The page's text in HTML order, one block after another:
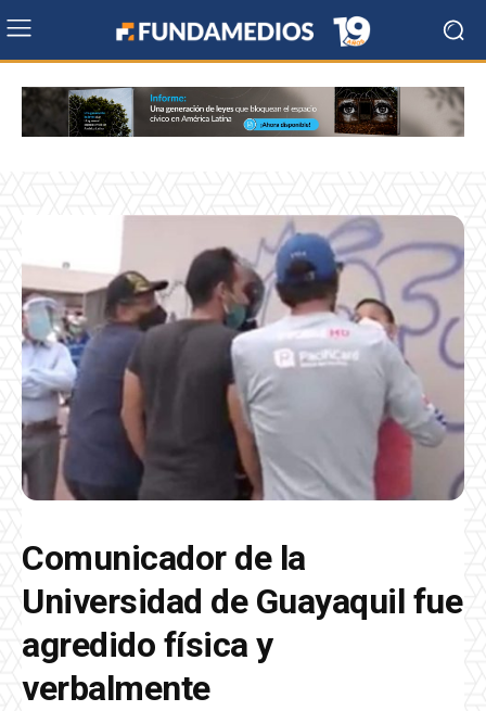
Comunicador de la
Universidad de Guayaquil fue
agredido física y
verbalmente